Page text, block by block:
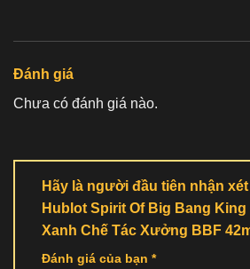
Đánh giá
Chưa có đánh giá nào.
Hãy là người đầu tiên nhận
Hublot Spirit Of Big Bang King
Xanh Chế Tác Xưởng BBF
Đánh giá của bạn *